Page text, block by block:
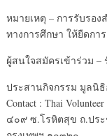
หมายเหตุ – การรับรอ
ทางการศึกษา ให้ยืดกา
ผู้สนใจสมัครเข้าร่วม –
ประสานกิจกรรม มูลนิ
Contact : Thai
๔๐๙ ซ.โรหิตสุข ถ.ประ